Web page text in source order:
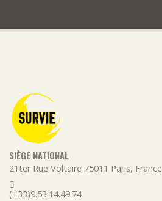
SIÈGE NATIONAL
21ter Rue Voltaire 75011 Paris, France
(+33)9.53.14.49.74